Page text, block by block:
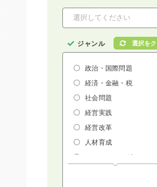
ジャンル
政治・国際問題
経済・金融・税
社会問題
経営実践
経営改革
人材育成
マーケティング